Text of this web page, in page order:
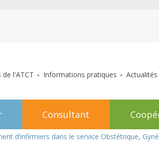
l'ATCT Informations pratiques Actualités
Consultant
d’infirmiers dans le service Obstétrique,